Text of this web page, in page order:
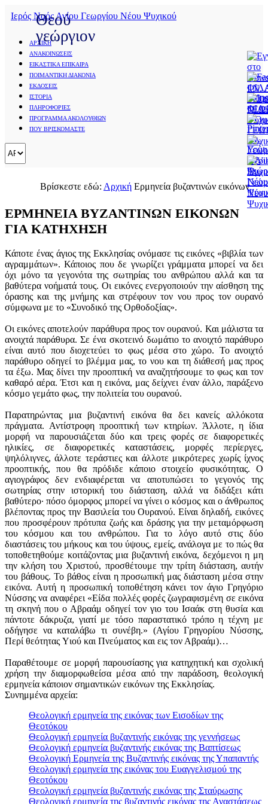
Ιερός Ναός Αγίου Γεωργίου Νέου Ψυχικού
Θεού
γεώργιον
ΑΡΧΙΚΗ
ΑΝΑΚΟΙΝΩΣΕΙΣ
ΕΙΚΑΣΤΙΚΑ ΕΠΙΚΑΙΡΑ
ΠΟΙΜΑΝΤΙΚΗ ΔΙΑΚΟΝΙΑ
ΕΚΔΟΣΕΙΣ
ΙΣΤΟΡΙΑ
ΠΛΗΡΟΦΟΡΙΕΣ
ΠΡΟΓΡΑΜΜΑ ΑΚΟΛΟΥΘΙΩΝ
ΠΟΥ ΒΡΙΣΚΟΜΑΣΤΕ
Βρίσκεστε εδώ: Αρχική Ερμηνεία βυζαντινών εικόνων
ΕΡΜΗΝΕΙΑ ΒΥΖΑΝΤΙΝΩΝ ΕΙΚΟΝΩΝ
ΓΙΑ ΚΑΤΗΧΗΣΗ
Κάποτε ένας άγιος της Εκκλησίας ονόμασε τις εικόνες «βιβλία των
αγραμμάτων». Κάποιος που δε γνωρίζει γράμματα μπορεί να δει
όχι μόνο τα γεγονότα της σωτηρίας του ανθρώπου αλλά και τα
βαθύτερα νοήματά τους. Οι εικόνες ενεργοποιούν την αίσθηση της
όρασης και της μνήμης και στρέφουν τον νου προς τον ουρανό
σύμφωνα με το «Συνοδικό της Ορθοδοξίας».
Οι εικόνες αποτελούν παράθυρα προς τον ουρανού. Και μάλιστα τα
ανοιχτά παράθυρα. Σε ένα σκοτεινό δωμάτιο το ανοιχτό παράθυρο
είναι αυτό που διοχετεύει το φως μέσα στο χώρο. Το ανοιχτό
παράθυρο οδηγεί το βλέμμα μας, το νου και τη διάθεσή μας προς
τα έξω. Μας δίνει την προοπτική να αναζητήσουμε το φως και τον
καθαρό αέρα. Έτσι και η εικόνα, μας δείχνει έναν άλλο, παράξενο
κόσμο γεμάτο φως, την πολιτεία του ουρανού.
Παρατηρώντας μια βυζαντινή εικόνα θα δει κανείς αλλόκοτα
πράγματα. Αντίστροφη προοπτική των κτηρίων. Άλλοτε, η ίδια
μορφή να παρουσιάζεται δύο και τρεις φορές σε διαφορετικές
ηλικίες, σε διαφορετικές καταστάσεις, μορφές περίεργες,
ψηλόλιγνες, άλλοτε τεράστιες και άλλοτε μικρότερες χωρίς ίχνος
προοπτικής, που θα πρόδιδε κάποιο στοιχείο φυσικότητας. Ο
αγιογράφος δεν ενδιαφέρεται να αποτυπώσει το γεγονός της
σωτηρίας στην ιστορική του διάσταση, αλλά να διδάξει κάτι
βαθύτερο∙ πόσο όμορφος μπορεί να γίνει ο κόσμος και ο άνθρωπος
βλέποντας προς την Βασιλεία του Ουρανού. Είναι δηλαδή, εικόνες
που προσφέρουν πρότυπα ζωής και δράσης για την μεταμόρφωση
του κόσμου και του ανθρώπου. Για το λόγο αυτό στις δύο
διαστάσεις του μήκους και του ύψους, εμείς, ανάλογα με το πώς θα
τοποθετηθούμε κοιτάζοντας μια βυζαντινή εικόνα, δεχόμενοι η μη
την κλήση του Χριστού, προσθέτουμε την τρίτη διάσταση, αυτήν
του βάθους. Το βάθος είναι η προσωπική μας διάσταση μέσα στην
εικόνα. Αυτή η προσωπική τοποθέτηση κάνει τον άγιο Γρηγόριο
Νύσσης να αναφέρει «Είδα πολλές φορές ζωγραφισμένη σε εικόνα
τη σκηνή που ο Αβραάμ οδηγεί τον γιο του Ισαάκ στη θυσία και
πάντοτε δάκρυζα, γιατί με τόσο παραστατικό τρόπο η τέχνη με
οδήγησε να καταλάβω τι συνέβη.» (Αγίου Γρηγορίου Νύσσης,
Περί θεότητας Yιού και Πνεύματος και εις τον Αβραάμ)…
Παραθέτουμε σε μορφή παρουσίασης για κατηχητική και σχολική
χρήση την διαμορφωθείσα μέσα από την παράδοση, θεολογική
ερμηνεία κάποιον σημαντικών εικόνων της Εκκλησίας.
Συνημμένα αρχεία:
Θεολογική ερμηνεία της εικόνας των Εισοδίων της
Θεοτόκου
Θεολογική ερμηνεία βυζαντινής εικόνας της γεννήσεως
Θεολογική ερμηνεία βυζαντινής εικόνας της Βαπτίσεως
Θεολογική Ερμηνεία της Βυζαντινής εικόνας της Υπαπαντής
Θεολογική ερμηνεία της εικόνας του Ευαγγελισμού της
Θεοτόκου
Θεολογική ερμηνεία βυζαντινής εικόνας της Σταύρωσης
Θεολογική ερμηνεία της βυζαντινής εικόνας της Αναστάσεως
Τρόποι
Εναλλακτικής
Κατήχησης
Συναντήσεις
Υλικό
κατήχηση
βυζαντινών
εικόνων
Φωτογραφίες
Save
Cookies
user
preferences
We
use
cookies
to
ensure
to
experience
on
our
If
you
decline
the
use
of
this
website
may
not
function
as
expected.
Tools
used
to
analyze
the
data
to
measure
the
effectiveness
of
a
website
and
to
understand
how
it
works.